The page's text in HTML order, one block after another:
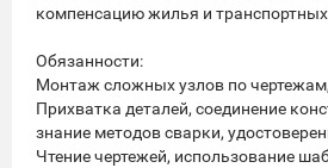
компенсацию жилья и
Обязанности:
Монтаж сложных узлов по
Прихватка деталей, соединение
знание методов сварки,
Чтение чертежей, использование